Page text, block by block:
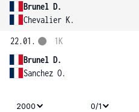
Brunel D.
Chevalier K.
22.01.
Brunel D.
Sanchez O.
1K
2000 0/1